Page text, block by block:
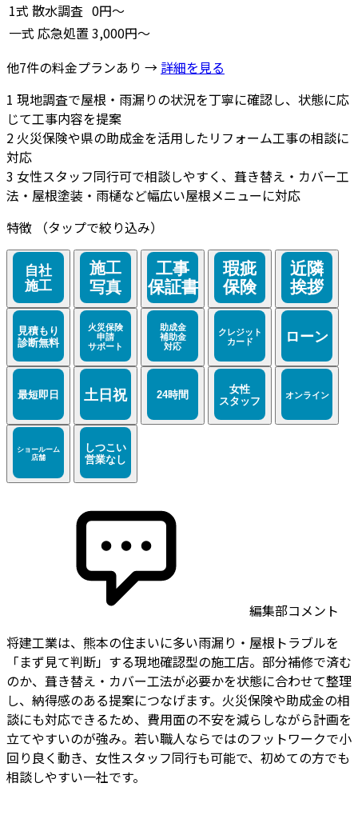
1式 散水調査 0円～
一式 応急処置 3,000円～
他7件の料金プランあり → 詳細を見る
1 現地調査で屋根・雨漏りの状況を丁寧に確認し、状態に応
じて工事内容を提案
2 火災保険や県の助成金を活用したリフォーム工事の相談に
対応
3 女性スタッフ同行可で相談しやすく、葺き替え・カバー工
法・屋根塗装・雨樋など幅広い屋根メニューに対応
特徴
（タップで絞り込み）
編集部コメント
将建工業は、熊本の住まいに多い雨漏り・屋根トラブルを
「まず見て判断」する現地確認型の施工店。部分補修で済む
のか、葺き替え・カバー工法が必要かを状態に合わせて整理
し、納得感のある提案につなげます。火災保険や助成金の相
談にも対応できるため、費用面の不安を減らしながら計画を
立てやすいのが強み。若い職人ならではのフットワークで小
回り良く動き、女性スタッフ同行も可能で、初めての方でも
相談しやすい一社です。